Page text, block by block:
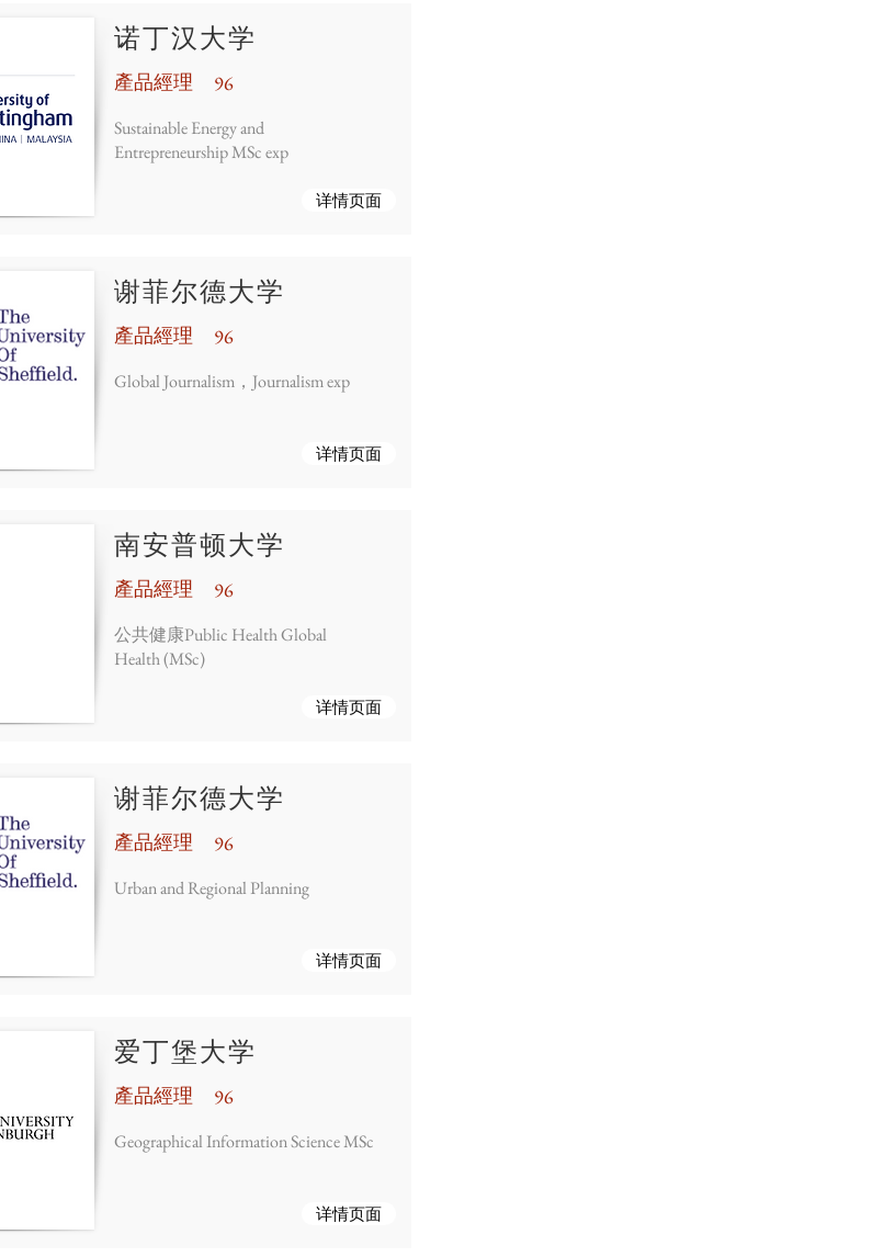
诺丁汉大学
產品經理 96
Sustainable Energy and
Entrepreneurship MSc exp
详情页面
谢菲尔德大学
產品經理 96
Global Journalism，Journalism exp
详情页面
南安普顿大学
產品經理 96
公共健康Public Health Global
Health (MSc)
详情页面
谢菲尔德大学
產品經理 96
Urban and Regional Planning
详情页面
爱丁堡大学
產品經理 96
Geographical Information Science MSc
详情页面